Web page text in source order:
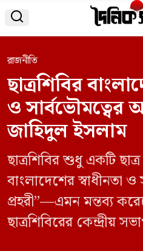

রাজনীতি
ছাত্রশিবির
ও সার্বভৌমত্বের
জাহিদুল ইসলাম
ছাত্রশিবির শুধু একটি
বাংলাদেশের স্বাধীনতা ও
প্রহরী”—এমন মন্তব্য
ছাত্রশিবিরের কেন্দ্রীয়